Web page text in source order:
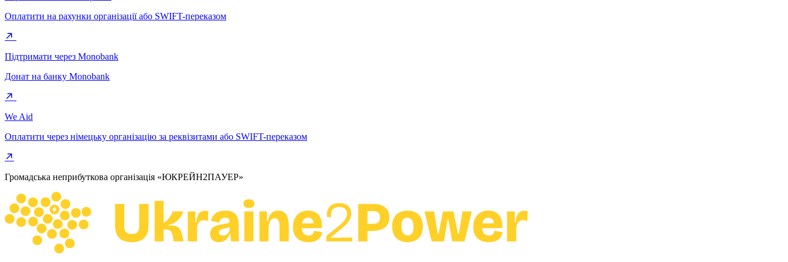
Оплатити на рахунки організації або SWIFT-переказом
Підтримати через Monobank
Донат на банку Monobank
We Aid
Оплатити через німецьку організацію за реквізитами або SWIFT-переказом
Громадська неприбуткова організація «ЮКРЕЙН2ПАУЕР»